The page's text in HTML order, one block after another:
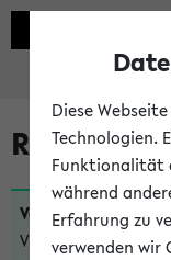
Veranstaltungen ,
Diese
Technologien.
Funktionalität
während
Erfahrung zu
verwenden wir